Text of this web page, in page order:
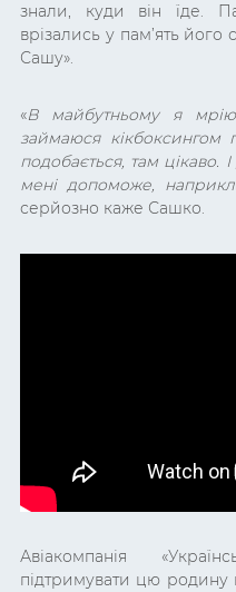
знали, куди він їде.
врізались у пам’ять його
Сашу».
«В майбутньому я
займаюся кікбоксингом
подобається, там
мені допоможе,
серйозно каже Сашко.
Авіакомпанія
підтримувати цю родину